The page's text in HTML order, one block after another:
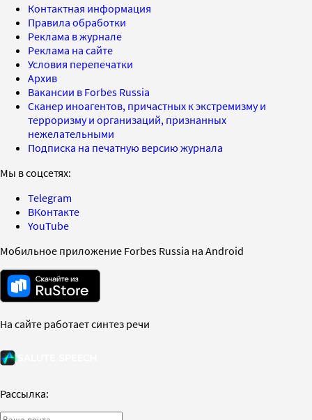
Контактная информация
Правила обработки
Реклама в журнале
Реклама на сайте
Условия перепечатки
Архив
Вакансии в Forbes Russia
Сканер иноагентов, причастных к экстремизму и
терроризму и организаций, признанных
нежелательными
Подписка на печатную версию журнала
Мы в соцсетях:
Telegram
ВКонтакте
YouTube
Мобильное приложение Forbes Russia на Android
На сайте работает синтез речи
Рассылка: